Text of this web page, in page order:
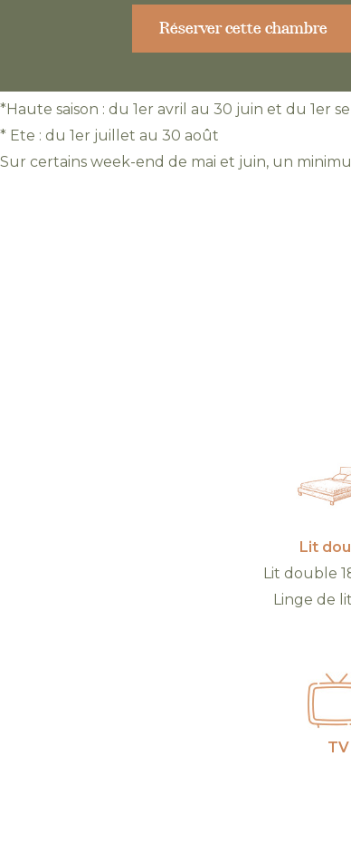
Réserver cette chambre
*Haute saison : du 1er avril au 30 juin et du 1er
* Ete : du 1er juillet au 30 août
Sur certains week-end de mai et juin, un
Lit
Lit double
Linge de
TV